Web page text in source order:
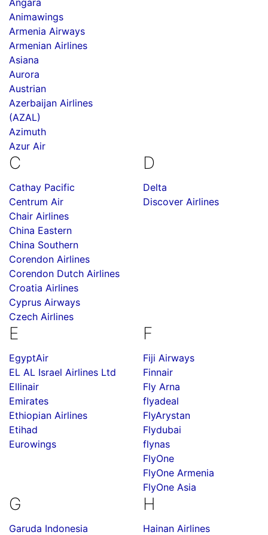
Angara
Animawings
Armenia Airways
Armenian Airlines
Asiana
Aurora
Austrian
Azerbaijan Airlines
(AZAL)
Azimuth
Azur Air
C
Cathay Pacific
Centrum Air
Chair Airlines
China Eastern
China Southern
Corendon Airlines
Corendon Dutch Airlines
Croatia Airlines
Cyprus Airways
Czech Airlines
D
Delta
Discover Airlines
E
EgyptAir
EL AL Israel Airlines Ltd
Ellinair
Emirates
Ethiopian Airlines
Etihad
Eurowings
F
Fiji Airways
Finnair
Fly Arna
flyadeal
FlyArystan
Flydubai
flynas
FlyOne
FlyOne Armenia
FlyOne Asia
G
Garuda Indonesia
H
Hainan Airlines